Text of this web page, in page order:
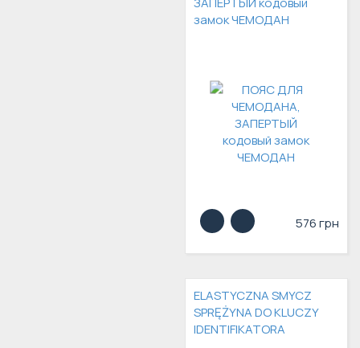
замок ЧЕМОДАН
576 грн
ELASTYCZNA SMYCZ
SPRĘŻYNA DO KLUCZY
IDENTIFIKATORA